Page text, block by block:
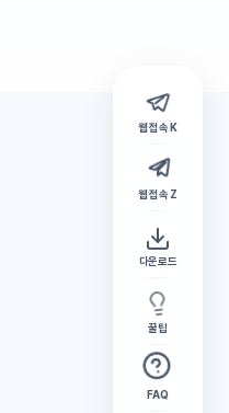
웹 접속 K
웹 접속 Z
다운로드
꿀팁
FAQ